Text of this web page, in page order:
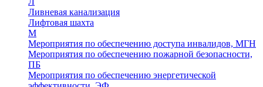
Ливневая канализация
Лифтовая шахта
М
Мероприятия по обеспечению доступа инвалидов, МГН
Мероприятия по обеспечению пожарной безопасности,
ПБ
Мероприятия по обеспечению энергетической